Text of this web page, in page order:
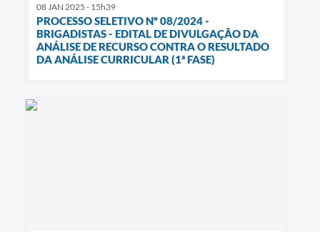
08 JAN 2025 - 15h39
PROCESSO SELETIVO Nº 08/2024 -
BRIGADISTAS - EDITAL DE DIVULGAÇÃO DA
ANÁLISE DE RECURSO CONTRA O RESULTADO
DA ANÁLISE CURRICULAR (1ª FASE)